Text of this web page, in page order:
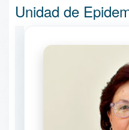
Unidad de